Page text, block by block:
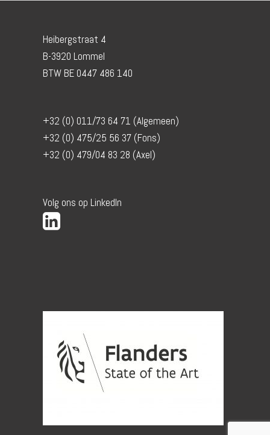
Heibergstraat 4
B-3920 Lommel
BTW BE 0447 486 140
+32 (0) 011/73 64 71 (Algemeen)
+32 (0) 475/25 56 37 (Fons)
+32 (0) 479/04 83 28 (Axel)
Volg ons op LinkedIn